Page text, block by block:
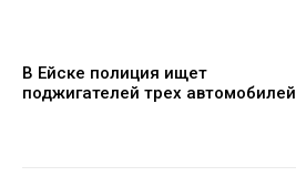
В Ейске полиция ищет
поджигателей трех автомобилей